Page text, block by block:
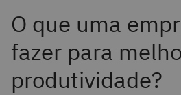
O que uma
fazer para
produtividade?